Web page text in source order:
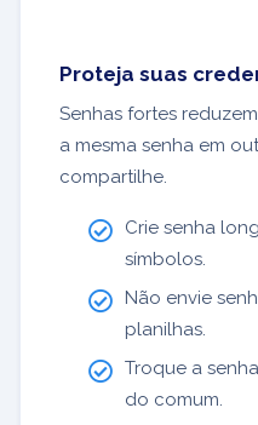
Proteja suas
Senhas fortes
a mesma senha em
compartilhe.
Crie senha
símbolos.
Não envie
planilhas.
Troque a
do comum.